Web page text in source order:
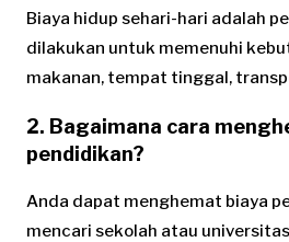
Biaya hidup sehari-hari adalah
dilakukan untuk memenuhi
makanan, tempat tinggal,
2. Bagaimana cara
pendidikan?
Anda dapat menghemat biaya
mencari sekolah atau